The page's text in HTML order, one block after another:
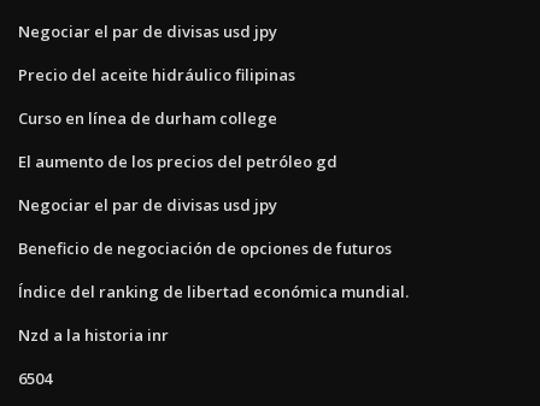
Negociar el par de divisas usd jpy
Precio del aceite hidráulico filipinas
Curso en línea de durham college
El aumento de los precios del petróleo gd
Negociar el par de divisas usd jpy
Beneficio de negociación de opciones de futuros
Índice del ranking de libertad económica mundial.
Nzd a la historia inr
6504